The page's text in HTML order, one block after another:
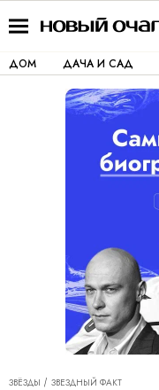
ДОМ ДАЧА И САД
ЗВЁЗДЫ
ЗВЕЗДНЫЙ ФАКТ